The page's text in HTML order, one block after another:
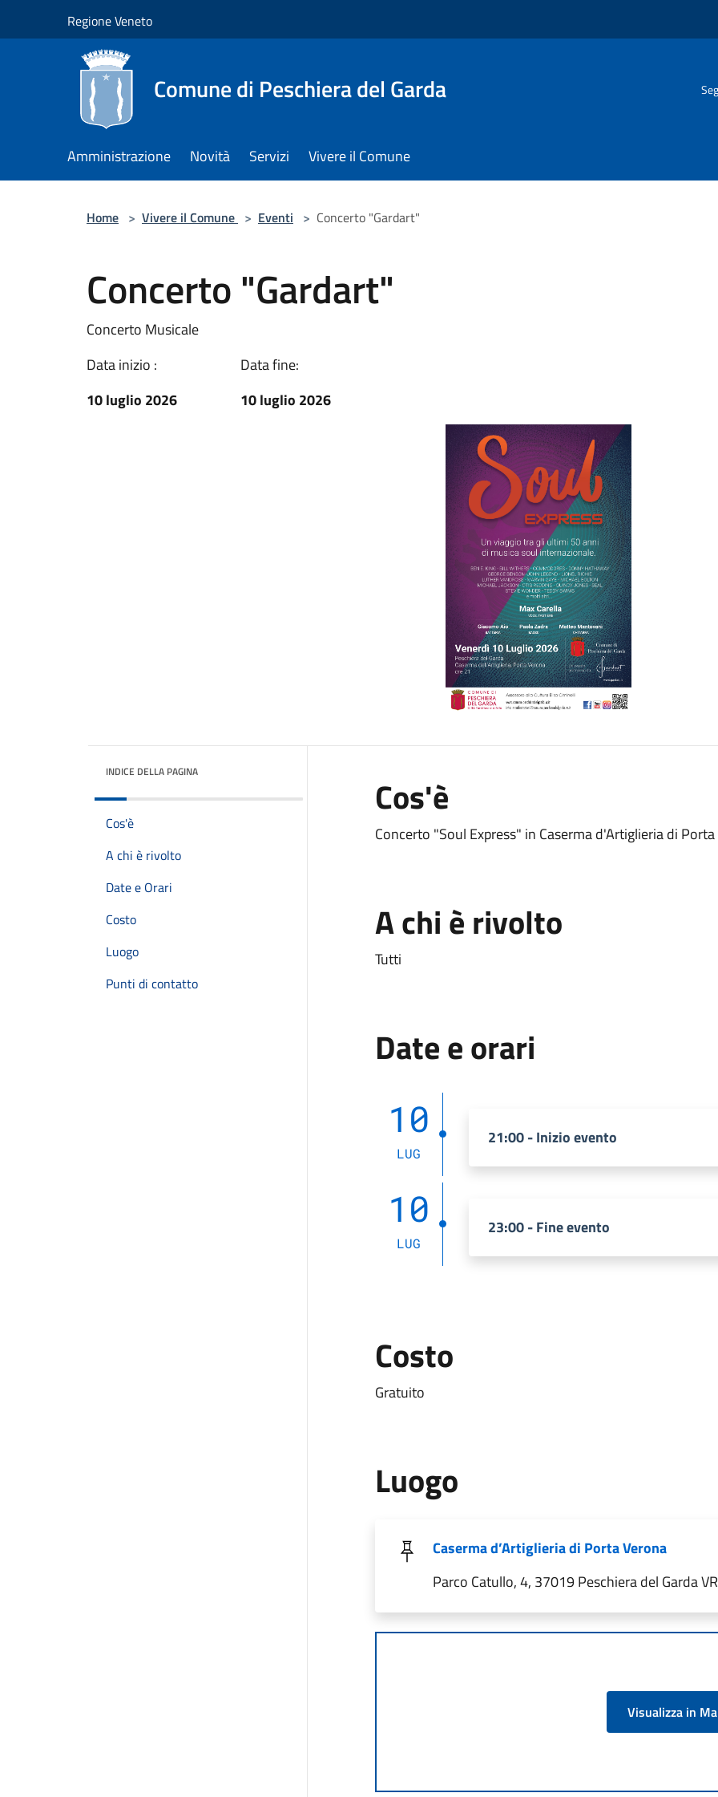
Regione Veneto
Comune di Peschiera del Garda
Amministrazione Novità Servizi Vivere il Comune
Home > Vivere il Comune > Eventi > Concerto "Gardart"
Concerto "Gardart"
Concerto Musicale
Data inizio :
10 luglio 2026
Data fine:
10 luglio 2026
INDICE DELLA PAGINA
Cos'è
A chi è rivolto
Date e Orari
Costo
Luogo
Punti di contatto
Cos'è
Concerto "Soul Express" in Caserma d'Artiglieria di
A chi è rivolto
Tutti
Date e orari
10
LUG
21:00 - Inizio evento
10
LUG
23:00 - Fine evento
Costo
Gratuito
Luogo
Caserma d’Artiglieria di Porta Verona
Parco Catullo, 4, 37019 Peschiera del Garda
Visualizza in